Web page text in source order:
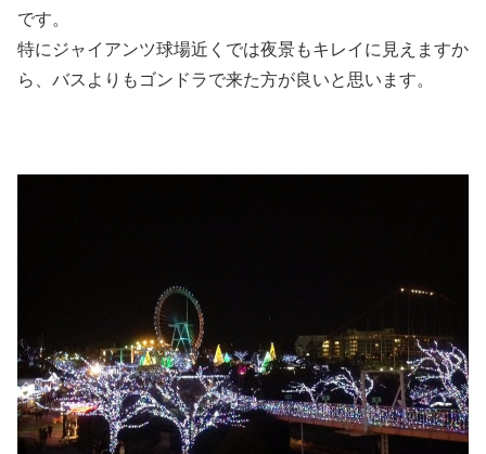
です。
特にジャイアンツ球場近くでは夜景もキレイに見えますか
ら、バスよりもゴンドラで来た方が良いと思います。